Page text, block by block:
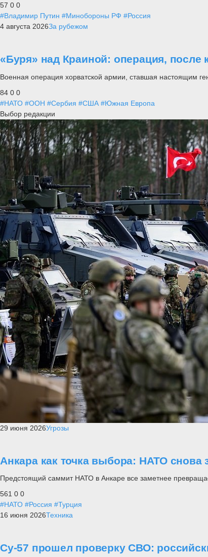
57 0 0
#Владимир Путин #Минобороны РФ #Россия
4 августа 2026За рубежом
«Буря» над Краиной: операция, после
Военная операция хорватской армии, ставшая настоящим
84 0 0
#НАТО #ООН #Сербия #США #Южная Европа
Выбор редакции
29 июня 2026Угрозы
Анкара как точка выбора: НАТО
Предстоящий саммит НАТО в Анкаре все заметнее
561 0 0
#НАТО #Россия #Турция
16 июня 2026Техника
Су-57 прошел проверку СВО: